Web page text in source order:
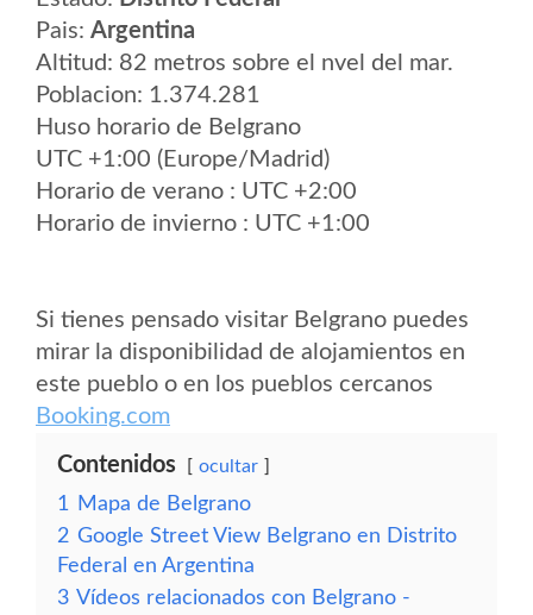
Pais: Argentina
Altitud: 82 metros sobre el nvel del mar.
Poblacion: 1.374.281
Huso horario de Belgrano
UTC +1:00 (Europe/Madrid)
Horario de verano : UTC +2:00
Horario de invierno : UTC +1:00
Si tienes pensado visitar Belgrano puedes
mirar la disponibilidad de alojamientos en
este pueblo o en los pueblos cercanos
Booking.com
Contenidos ocultar
1
Mapa de Belgrano
2 Google Street View Belgrano en Distrito
Federal en Argentina
3 Vídeos relacionados con Belgrano -